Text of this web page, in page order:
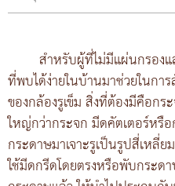
สำหรับผู้ที่ไม่มีแผ่นกรอง
ที่พบได้ง่ายในบ้านมาช่วยในกา
ของกล้องรูเข็ม สิ่งที่ต้องมีคือกร
ใหญ่กว่ากระจก มีดคัตเตอร์หรื
กระดาษมาเจาะรูเป็นรูปสี่เหลี่
ใช้มีดกรีดโดยตรงหรือพับกระดา